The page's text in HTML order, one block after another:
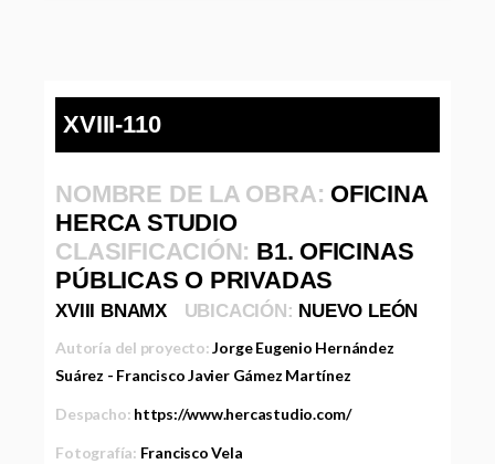
XVIII-110
NOMBRE DE LA OBRA: OFICINA
HERCA STUDIO
CLASIFICACIÓN: B1. OFICINAS
PÚBLICAS O PRIVADAS
XVIII BNAMX UBICACIÓN: NUEVO LEÓN
Autoría del proyecto:Jorge Eugenio Hernández
Suárez - Francisco Javier Gámez Martínez
Despacho: https://www.hercastudio.com/
Fotografía: Francisco Vela